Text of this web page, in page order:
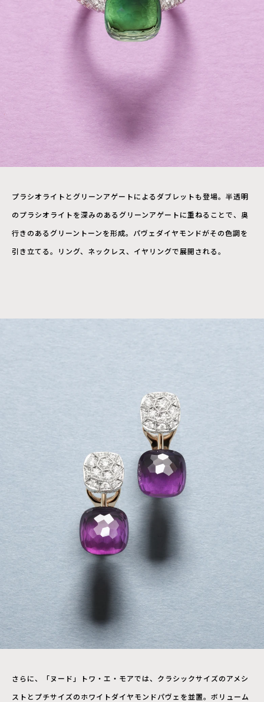
プラシオライトとグリーンアゲートによるダブレットも登場。半透明
のプラシオライトを深みのあるグリーンアゲートに重ねることで、奥
行きのあるグリーントーンを形成。パヴェダイヤモンドがその色調を
引き立てる。リング、ネックレス、イヤリングで展開される。
さらに、「ヌード」トワ・エ・モアでは、クラシックサイズのアメシ
ストとプチサイズのホワイトダイヤモンドパヴェを並置。ボリューム